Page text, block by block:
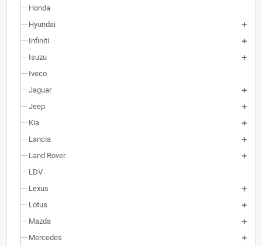
Honda
Hyundai
Infiniti
Isuzu
Iveco
Jaguar
Jeep
Kia
Lancia
Land Rover
LDV
Lexus
Lotus
Mazda
Mercedes